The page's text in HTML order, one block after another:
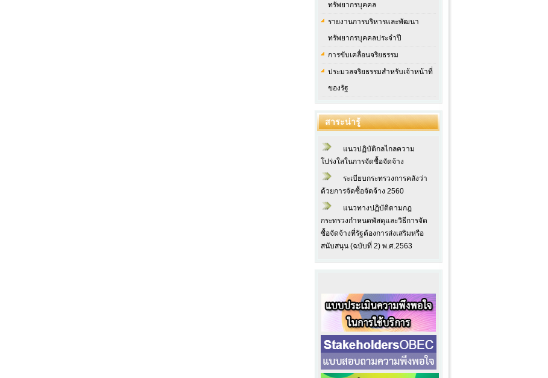
ทรัพยากรบุคคล
รายงานการบริหารและพัฒนา
ทรัพยากรบุคคลประจำปี
การขับเคลื่อนจริยธรรม
ประมวลจริยธรรมสำหรับเจ้าหน้าที่
ของรัฐ
สาระน่ารู้
แนวปฏิบัติกลไกลความ
โปร่งใสในการจัดซื้อจัดจ้าง
ระเบียบกระทรวงการคลังว่า
ด้วยการจัดซื้อจัดจ้าง 2560
แนวทางปฏิบัติตามกฎ
กระทรวงกำหนดพัสดุและวิธีการจัด
ซื้อจัดจ้างที่รัฐต้องการส่งเสริมหรือ
สนับสนุน (ฉบับที่ 2) พ.ศ.2563